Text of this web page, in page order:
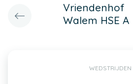
Vriendenhof
Walem HSE A
WEDSTRIJDEN